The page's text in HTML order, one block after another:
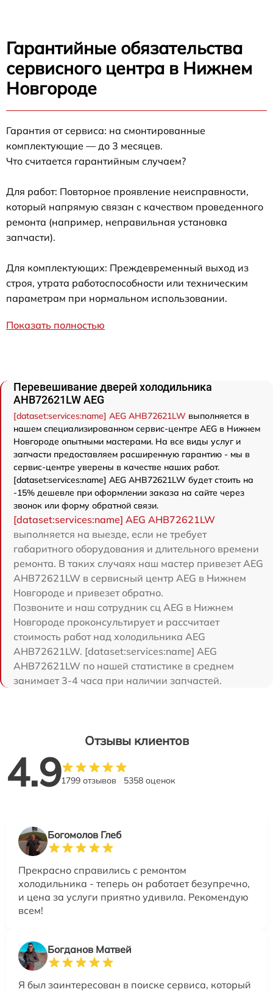
Гарантийные обязательства
сервисного центра в Нижнем
Новгороде
Гарантия от сервиса: на смонтированные
комплектующие — до 3 месяцев.
Что считается гарантийным случаем?
Для работ: Повторное проявление неисправности,
который напрямую связан с качеством проведенного
ремонта (например, неправильная установка
запчасти).
Для комплектующих: Преждевременный выход из
строя, утрата работоспособности или техническим
параметрам при нормальном использовании.
Показать полностью
Перевешивание дверей холодильника
AHB72621LW AEG
[dataset:services:name] AEG AHB72621LW выполняется в
нашем специализированном сервис-центре AEG в Нижнем
Новгороде опытными мастерами. На все виды услуг и
запчасти предоставляем расширенную гарантию - мы в
сервис-центре уверены в качестве наших работ.
[dataset:services:name] AEG AHB72621LW будет стоить на
-15% дешевле при оформлении заказа на сайте через
звонок или форму обратной связи.
[dataset:services:name] AEG AHB72621LW
выполняется на выезде, если не требует
габаритного оборудования и длительного времени
ремонта. В таких случаях наш мастер привезет AEG
AHB72621LW в сервисный центр AEG в Нижнем
Новгороде и привезет обратно.
Позвоните и наш сотрудник сц AEG в Нижнем
Новгороде проконсультирует и рассчитает
стоимость работ над холодильника AEG
AHB72621LW. [dataset:services:name] AEG
AHB72621LW по нашей статистике в среднем
занимает 3-4 часа при наличии запчастей.
Отзывы клиентов
4.91799 отзывов 5358 оценок
Богомолов Глеб
Прекрасно справились с ремонтом
холодильника - теперь он работает безупречно,
и цена за услуги приятно удивила. Рекомендую
всем!
Богданов Матвей
Я был заинтересован в поиске сервиса, который